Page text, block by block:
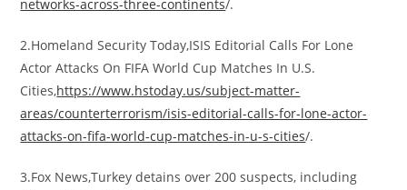
networks-across-three-continents/.
2.Homeland Security Today,ISIS Editorial Calls For Lone
Actor Attacks On FIFA World Cup Matches In U.S.
Cities,https://www.hstoday.us/subject-matter-
areas/counterterrorism/isis-editorial-calls-for-lone-actor-
attacks-on-fifa-world-cup-matches-in-u-s-cities/.
3.Fox News,Turkey detains over 200 suspects, including